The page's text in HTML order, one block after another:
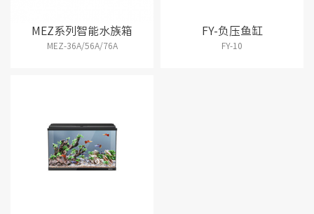
MEZ系列智能水族箱
MEZ-36A/56A/76A
FY-负压鱼缸
FY-10